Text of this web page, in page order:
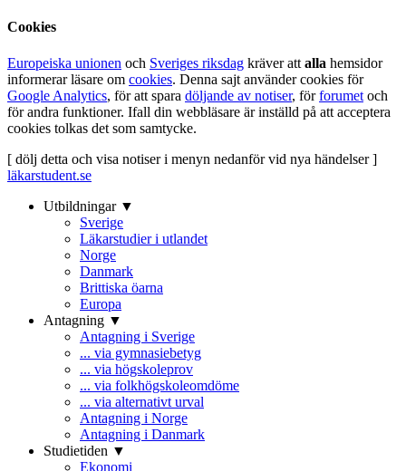
Cookies
Europeiska unionen och Sveriges riksdag kräver att alla hemsidor
informerar läsare om cookies. Denna sajt använder cookies för
Google Analytics, för att spara döljande av notiser, förforumet och
för andra funktioner. Ifall din webbläsare är inställd på att acceptera
cookies tolkas det som samtycke.
[ dölj detta och visa notiser i menyn nedanför vid nya händelser ]
läkarstudent.se
Utbildningar ▼
Sverige
Läkarstudier i utlandet
Norge
Danmark
Brittiska öarna
Europa
Antagning ▼
Antagning i Sverige
... via gymnasiebetyg
... via högskoleprov
... via folkhögskoleomdöme
... via alternativt urval
Antagning i Norge
Antagning i Danmark
Studietiden ▼
Ekonomi